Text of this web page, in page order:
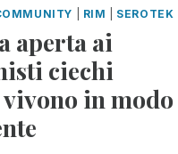
RIM SEROTEK
aperta ai
ciechi
in modo